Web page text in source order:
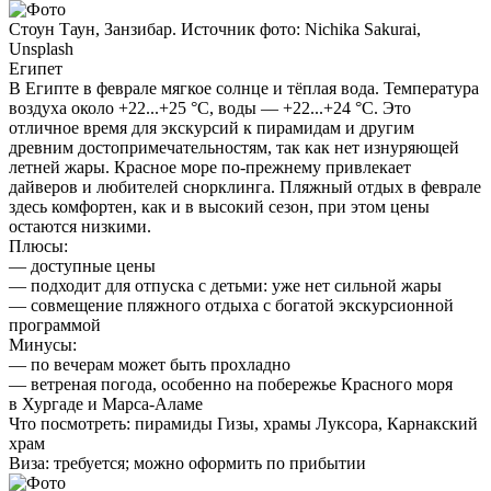
Стоун Таун, Занзибар. Источник фото: Nichika Sakurai,
Unsplash
Египет
В Египте в феврале мягкое солнце и тёплая вода. Температура
воздуха около +22...+25 °C, воды — +22...+24 °C. Это
отличное время для экскурсий к пирамидам и другим
древним достопримечательностям, так как нет изнуряющей
летней жары. Красное море по-прежнему привлекает
дайверов и любителей снорклинга. Пляжный отдых в феврале
здесь комфортен, как и в высокий сезон, при этом цены
остаются низкими.
Плюсы:
— доступные цены
— подходит для отпуска с детьми: уже нет сильной жары
— совмещение пляжного отдыха с богатой экскурсионной
программой
Минусы:
— по вечерам может быть прохладно
— ветреная погода, особенно на побережье Красного моря
в Хургаде и Марса-Аламе
Что посмотреть: пирамиды Гизы, храмы Луксора, Карнакский
храм
Виза: требуется; можно оформить по прибытии